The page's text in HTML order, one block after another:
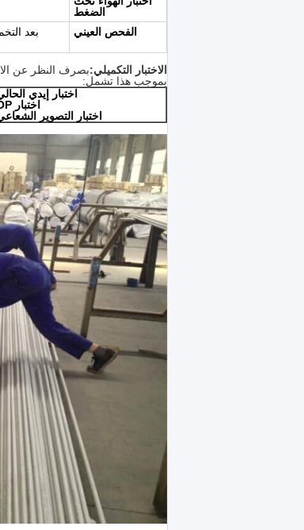
الضغط
الفحص العيني
بعد
الاختبار التكميلي:بصرف النظر عن
بموجب هذا تشمل:
اختبار إيدي
اختبار OP
اختبار التصوير